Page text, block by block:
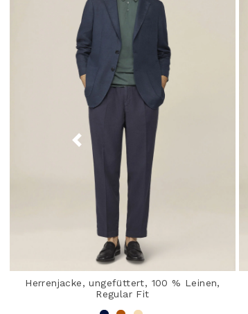
Herrenjacke, ungefüttert, 100 % Leinen,
Regular Fit